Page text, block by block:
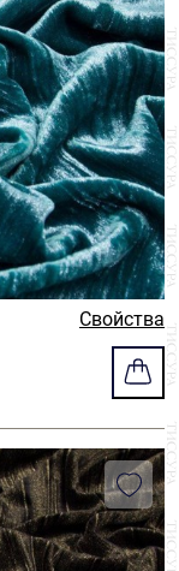
Свойства